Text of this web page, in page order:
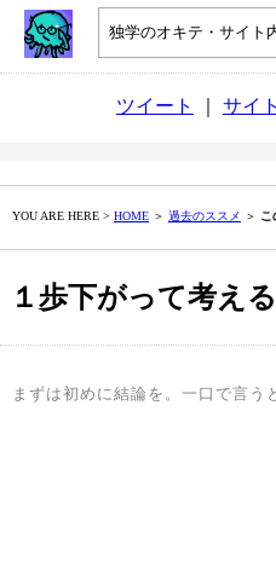
ツイート サイ
YOU ARE HERE > HOME ＞ 過去のススメ ＞ こ
１歩下がって考える
まずは初めに結論を。一口で言う